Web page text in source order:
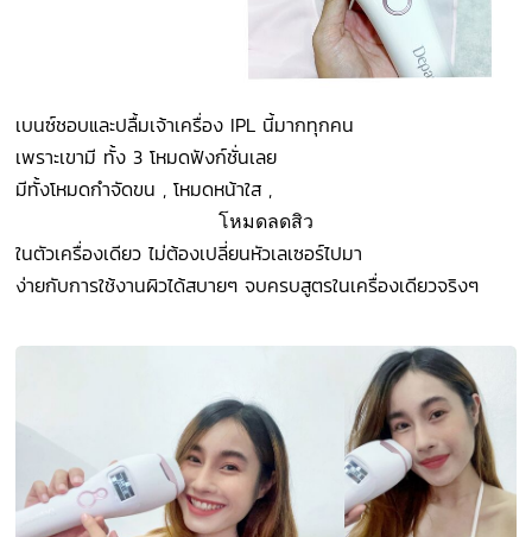
เบนซ์ชอบและปลื้มเจ้าเครื่อง IPL นี้มากทุกคน
เพราะเขามี ทั้ง 3 โหมดฟังก์ชั่นเลย
มีทั้งโหมดกำจัดขน , โหมดหน้าใส ,
โหมดลดสิว
ในตัวเครื่องเดียว ไม่ต้องเปลี่ยนหัวเลเซอร์ไปมา
ง่ายกับการใช้งานผิวได้สบายๆ จบครบสูตรในเครื่องเดียวจริงๆ